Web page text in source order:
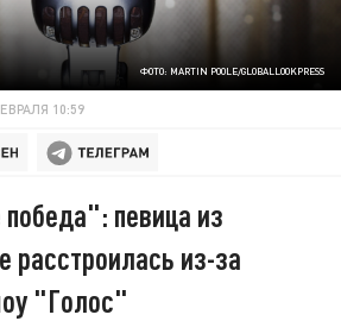
ФОТО: MARTIN POOLE/GLOBALLOOKPRESS
10:59
певица из
расстроилась из-за
"Голос"